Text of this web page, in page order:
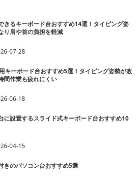
きるキーボード台おすすめ14選！タイピング姿
り肩や首の負担を軽減
07-28
キーボード台おすすめ5選！タイピング姿勢が改
間作業も疲れにくい
06-18
に設置するスライド式キーボード台おすすめ10
04-15
きのパソコン台おすすめ5選